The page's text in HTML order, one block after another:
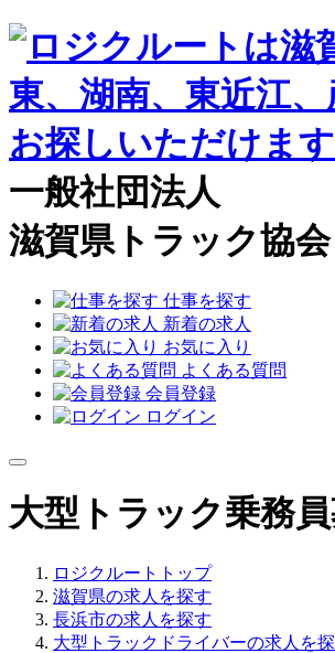
一般社団法人
滋賀県トラック協会
仕事を探す
新着の求人
お気に入り
よくある質問
会員登録
ログイン
大型トラック乗務
ロジクルートトップ
滋賀県の求人を探す
長浜市の求人を探す
大型トラックドライバーの求人を